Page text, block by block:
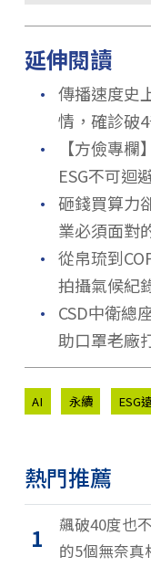
延伸閱讀
． 傳播速度史
情，確診破
．
【方儉專
ESG不可迴
． 砸錢買算力
業必須面對
． 從帛琉到
拍攝氣候紀
．
CSD中衛總
助口罩老廠
AI 永續 ESG
熱門推薦
1
飆破40度也
的5個無奈真